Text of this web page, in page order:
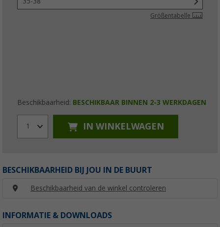
Größentabelle
Beschikbaarheid: BESCHIKBAAR BINNEN 2-3 WERKDAGEN
1 IN WINKELWAGEN
BESCHIKBAARHEID BIJ JOU IN DE BUURT
Beschikbaarheid van de winkel controleren
INFORMATIE & DOWNLOADS